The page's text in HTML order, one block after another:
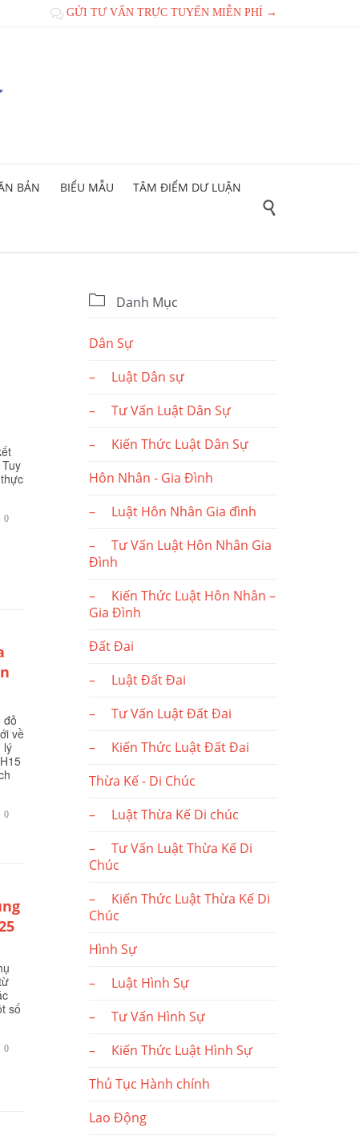
 GỬI TƯ VẤN TRỰC TUYẾN MIỄN PHÍ →
BẢN BIỂU MẪU TÂM ĐIỂM DƯ LUẬN

0BÌNH
đỏ
về
lý
0BÌNH
số
0BÌNH
 Danh Mục
Dân Sự
– Luật Dân sự
– Tư Vấn Luật Dân Sự
– Kiến Thức Luật Dân Sự
Hôn Nhân - Gia Đình
– Luật Hôn Nhân Gia đình
– Tư Vấn Luật Hôn Nhân Gia
Đình
– Kiến Thức Luật Hôn Nhân –
Gia Đình
Đất Đai
– Luật Đất Đai
– Tư Vấn Luật Đất Đai
– Kiến Thức Luật Đất Đai
Thừa Kế - Di Chúc
– Luật Thừa Kế Di chúc
– Tư Vấn Luật Thừa Kế Di
Chúc
– Kiến Thức Luật Thừa Kế Di
Chúc
Hình Sự
– Luật Hình Sự
– Tư Vấn Hình Sự
– Kiến Thức Luật Hình Sự
Thủ Tục Hành chính
Lao Động